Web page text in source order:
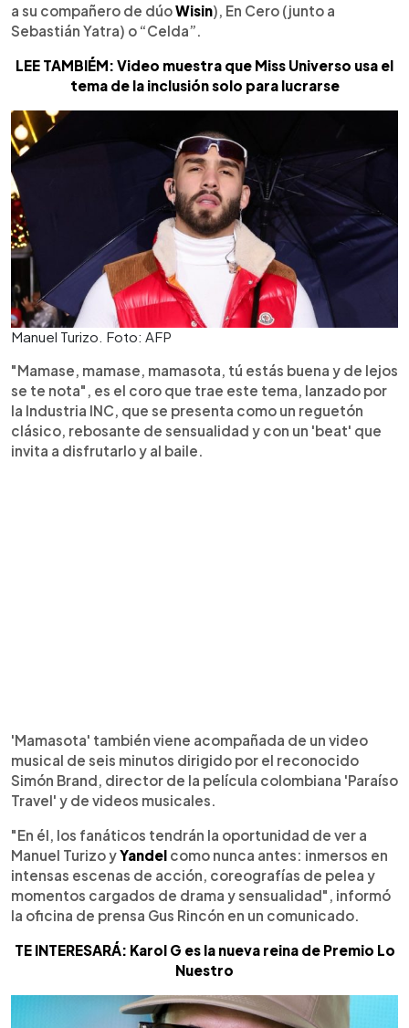
a su compañero de dúoWisin), En Cero (junto a
Sebastián Yatra) o “Celda”.
LEE TAMBIÉM: Video muestra que Miss Universo usa el
tema de la inclusión solo para lucrarse
Manuel Turizo. Foto: AFP
"Mamase, mamase, mamasota, tú estás buena y de lejos
se te nota", es el coro que trae este tema, lanzado por
la Industria INC, que se presenta como un reguetón
clásico, rebosante de sensualidad y con un 'beat' que
invita a disfrutarlo y al baile.
'Mamasota' también viene acompañada de un video
musical de seis minutos dirigido por el reconocido
Simón Brand, director de la película colombiana 'Paraíso
Travel' y de videos musicales.
"En él, los fanáticos tendrán la oportunidad de ver a
Manuel Turizo yYandel como nunca antes: inmersos en
intensas escenas de acción, coreografías de pelea y
momentos cargados de drama y sensualidad", informó
la oficina de prensa Gus Rincón en un comunicado.
TE INTERESARÁ: Karol G es la nueva reina de Premio Lo
Nuestro